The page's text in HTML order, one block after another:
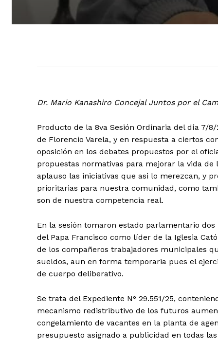
Dr. Mario Kanashiro Concejal Juntos por el
Producto de la 8va Sesión Ordinaria del día 7/
de Florencio Varela, y en respuesta a ciertos
oposición en los debates propuestos por el
propuestas normativas para mejorar la vida de
aplauso las iniciativas que asi lo merezcan, y
prioritarias para nuestra comunidad, como
son de nuestra competencia real.
En la sesión tomaron estado parlamentario
del Papa Francisco como líder de la Iglesia
de los compañeros trabajadores municipales
sueldos, aun en forma temporaria pues el
de cuerpo deliberativo.
Se trata del Expediente N° 29.551/25,
mecanismo redistributivo de los futuros
congelamiento de vacantes en la planta de
presupuesto asignado a publicidad en todas